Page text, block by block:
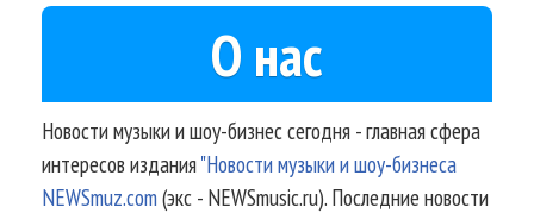
О нас
Новости музыки и шоу-бизнес сегодня - главная сфера
интересов издания"Новости музыки и шоу-бизнеса
NEWSmuz.com(экс - NEWSmusic.ru). Последние новости